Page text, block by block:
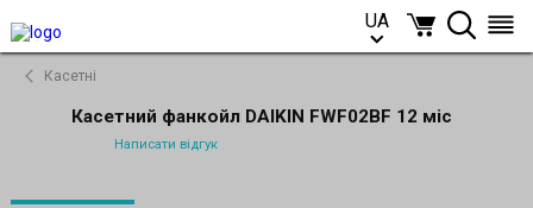
UA
Касетні
Касетний фанкойл DAIKIN FWF02BF 12 міс
Написати відгук